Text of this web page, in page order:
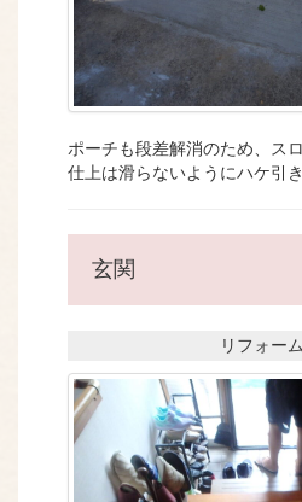
ポーチも段差解消のため、ス
仕上は滑らないようにハケ引
玄関
リフォー